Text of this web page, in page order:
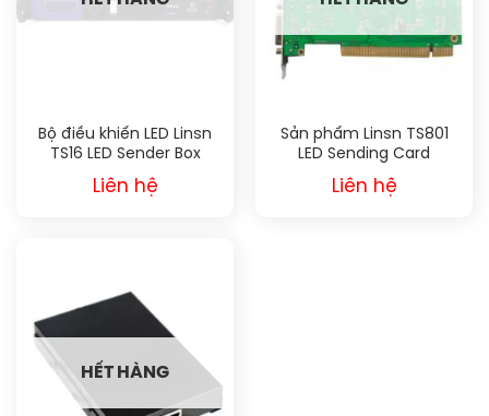
Bộ điều khiển LED Linsn
TS16 LED Sender Box
Liên hệ
Sản phẩm Linsn TS801
LED Sending Card
Liên hệ
HẾT HÀNG